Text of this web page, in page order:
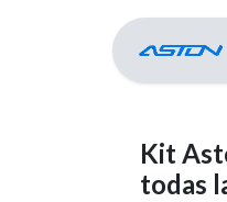
Kit
todas